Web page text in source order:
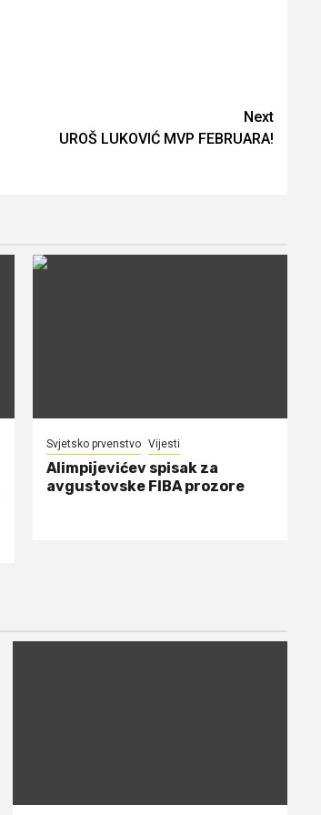
Next
UROŠ LUKOVIĆ MVP FEBRUARA!
Svjetsko prvenstvo Vijesti
Alimpijevićev spisak za
avgustovske FIBA prozore